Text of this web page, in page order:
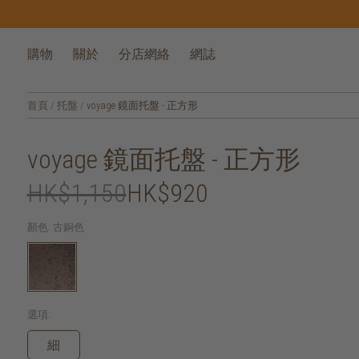
購物 關於 分店網絡 網誌
首頁 / 托盤 / voyage 鏡面托盤 - 正方形
voyage 鏡面托盤 - 正方形
HK$1,150HK$920
顏色: 古銅色
選項:
細